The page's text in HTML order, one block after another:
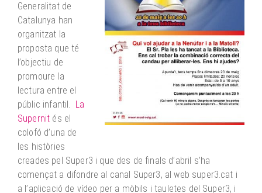
Generalitat de
Catalunya han
organitzat la
proposta que té
l’objectiu de
promoure la
lectura entre el
públic infantil.
La
Supernit és el
colofó d’una de
les històries
creades pel Super3 i que des de finals d’abril s’ha
començat a difondre al canal Super3, al web super3.cat i
a l’aplicació de vídeo per a mòbils i tauletes del Super3, i